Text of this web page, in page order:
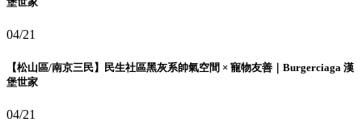
04/21
【松山區/南京三民】民生社區黑灰系帥氣空間 × 寵物友善｜Burgerciaga 漢
堡世家
04/21